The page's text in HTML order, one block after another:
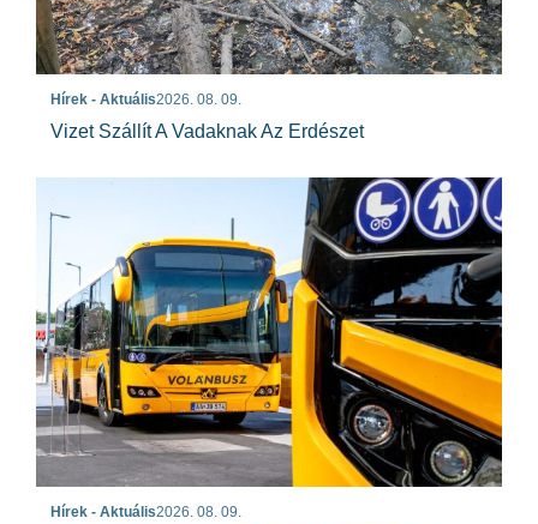
Hírek - Aktuális2026. 08. 09.
Vizet Szállít A Vadaknak Az Erdészet
Hírek - Aktuális2026. 08. 09.